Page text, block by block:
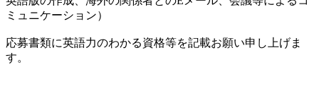
ミュニケーション）
応募書類に英語力のわかる資格等を記載お願い申し上げま
す。